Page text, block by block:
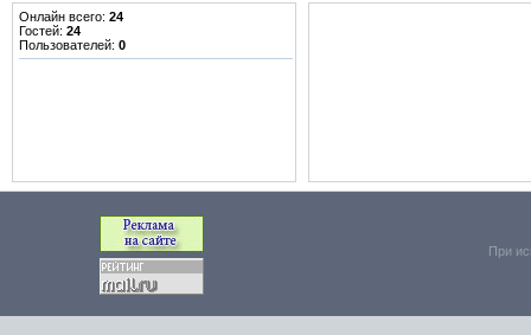
Онлайн всего: 24
Гостей: 24
Пользователей: 0
При